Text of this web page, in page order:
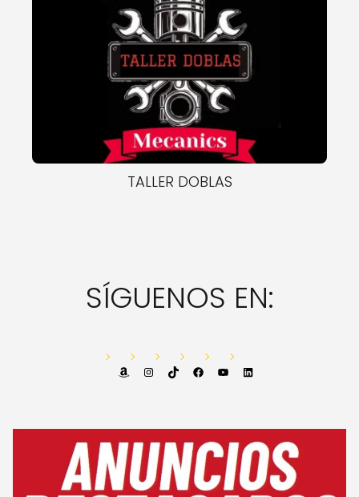
TALLER DOBLAS
SÍGUENOS EN:
AmazonInstagram
TikTok FacebookYouTube